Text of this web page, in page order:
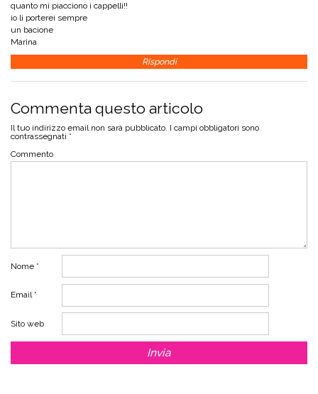
quanto mi piacciono i cappelli!!
io li porterei sempre
un bacione
Marina
Rispondi
Commenta questo articolo
Il tuo indirizzo email non sarà pubblicato. I campi obbligatori sono
contrassegnati *
Commento
Nome *
Email *
Sito web